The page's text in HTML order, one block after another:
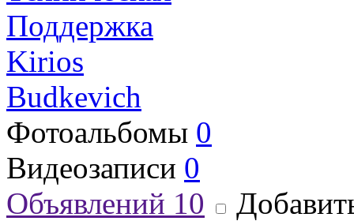
Поддержка
Kirios
Budkevich
Фотоальбомы 0
Видеозаписи 0
Объявлений 10